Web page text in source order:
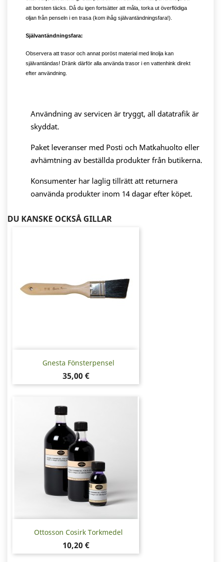
att borsten täcks. Då du igen fortsätter att måla, torka ut överflödiga
oljan från penseln i en trasa (kom ihåg självantändningsfara!).
Självantändningsfara:
Observera att trasor och annat poröst material med linolja kan
självantändas! Dränk därför alla använda trasor i en vattenhink direkt
efter användning.
Användning av servicen är tryggt, all datatrafik är
skyddat.
Paket leveranser med Posti och Matkahuolto eller
avhämtning av beställda produkter från butikerna.
Konsumenter har laglig tillrätt att returnera
oanvända produkter inom 14 dagar efter köpet.
DU KANSKE OCKSÅ GILLAR
Gnesta Fönsterpensel
Pris
35,00 €
Ottosson Cosirk Torkmedel
Pris
10,20 €